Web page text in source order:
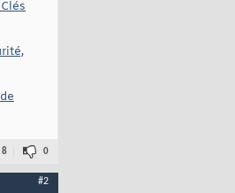
8 0
#2